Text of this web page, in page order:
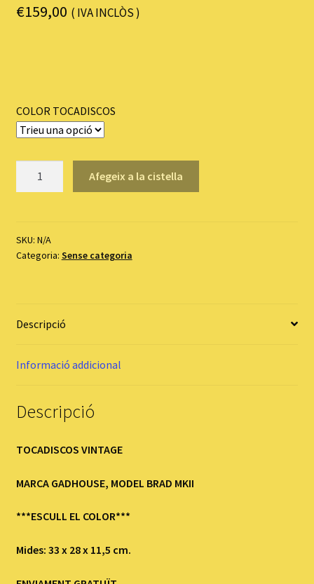
€159,00 ( IVA INCLÒS )
COLOR TOCADISCOS
Afegeix a la cistella
SKU: N/A
Categoria: Sense categoria
Descripció
Informació addicional
Descripció
TOCADISCOS VINTAGE
MARCA GADHOUSE, MODEL BRAD MKII
***ESCULL EL COLOR***
Mides: 33 x 28 x 11,5 cm.